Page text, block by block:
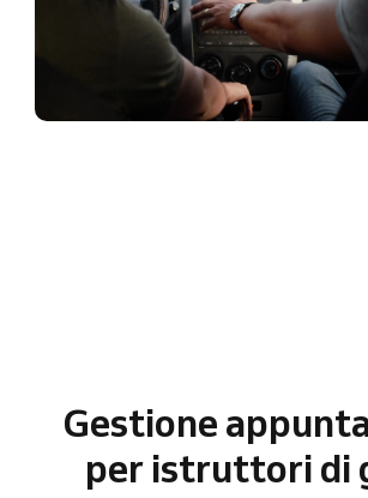
Gestione
per istruttori di